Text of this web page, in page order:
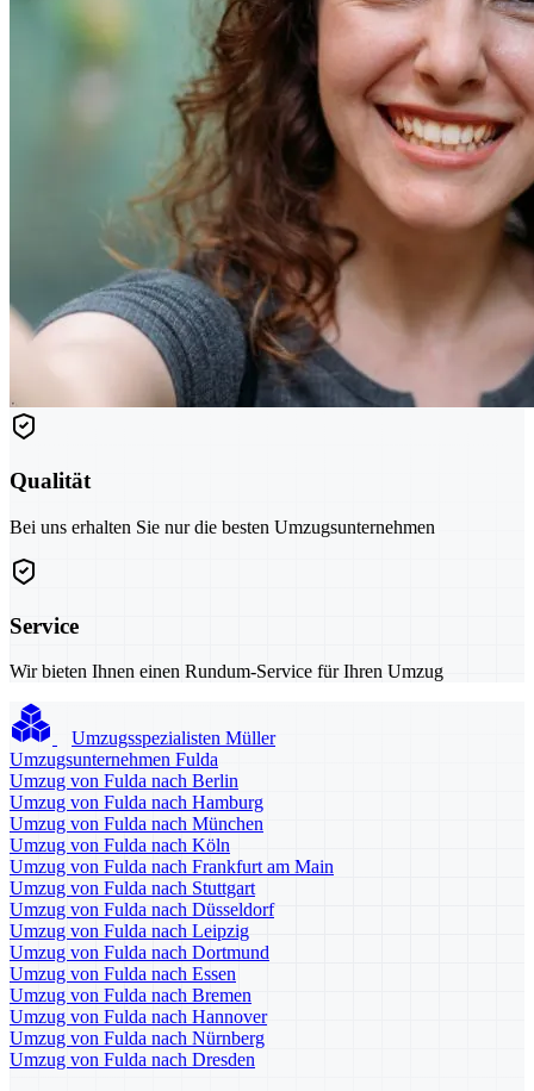
Qualität
Bei uns erhalten Sie nur die besten Umzugsunternehmen
Service
Wir bieten Ihnen einen Rundum-Service für Ihren Umzug
Umzugsspezialisten Müller
Umzugsunternehmen Fulda
Umzug von Fulda nach Berlin
Umzug von Fulda nach Hamburg
Umzug von Fulda nach München
Umzug von Fulda nach Köln
Umzug von Fulda nach Frankfurt am Main
Umzug von Fulda nach Stuttgart
Umzug von Fulda nach Düsseldorf
Umzug von Fulda nach Leipzig
Umzug von Fulda nach Dortmund
Umzug von Fulda nach Essen
Umzug von Fulda nach Bremen
Umzug von Fulda nach Hannover
Umzug von Fulda nach Nürnberg
Umzug von Fulda nach Dresden